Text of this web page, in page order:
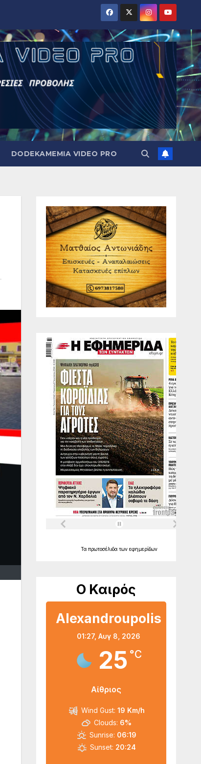
DODEKAMEMIA VIDEO PRO
Τα πρωτοσέλιδα των εφημερίδων
Ο Καιρός
Alexandroupolis
01:27, Αυγ 8, 2026
25 °C
Αίθριος
Wind Gust: 19 Km/h
Clouds: 6%
Sunrise: 06:19
Sunset: 20:24